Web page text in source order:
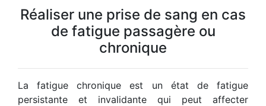
Réaliser une prise de sang en cas
de fatigue passagère ou
chronique
La fatigue chronique est un état de fatigue
persistante et invalidante qui peut affecter